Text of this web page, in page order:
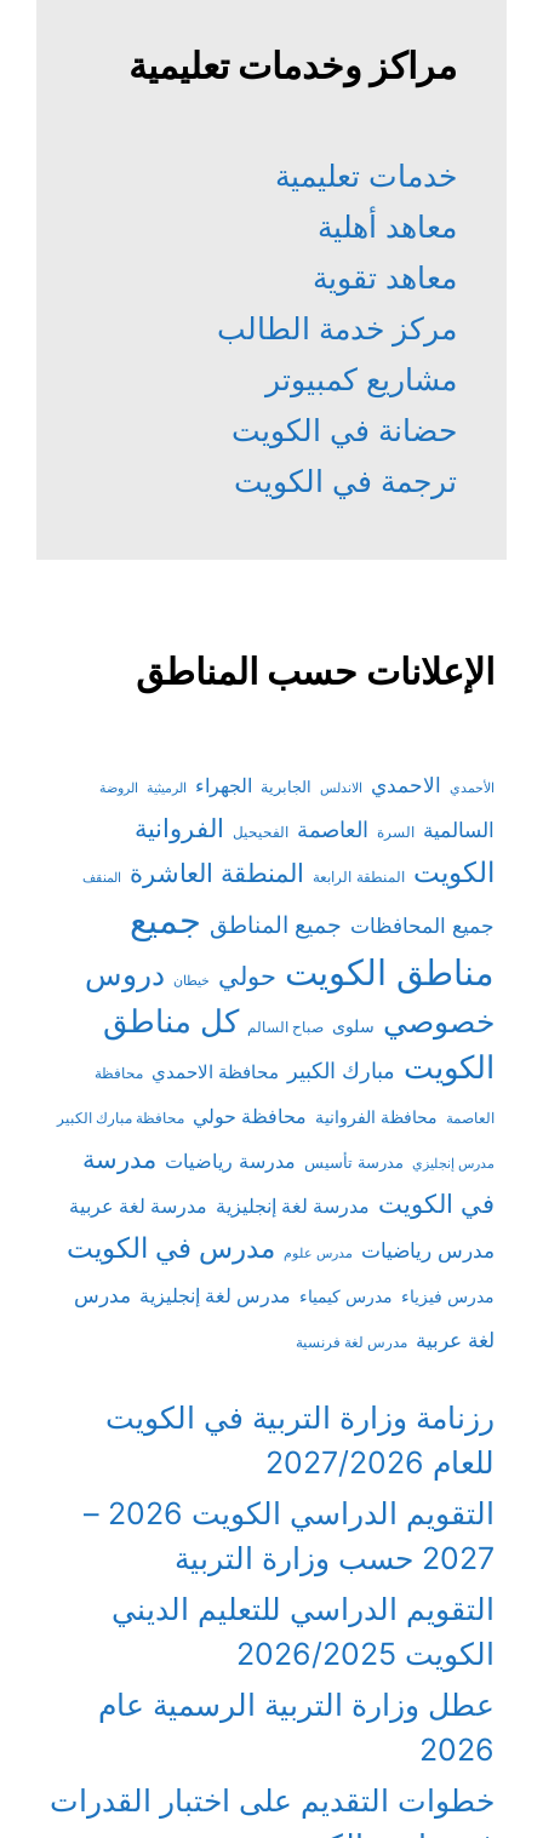
مراكز وخدمات تعليمية
خدمات تعليمية
معاهد أهلية
معاهد تقوية
مركز خدمة الطالب
مشاريع كمبيوتر
حضانة في الكويت
ترجمة في الكويت
الإعلانات حسب المناطق
الأحمدي الاحمدي الاندلس الجابرية الجهراء الرميثية الروضة
السالمية السرة العاصمة الفحيحيل الفروانية
الكويت المنطقة الرابعة المنطقة العاشرة المنقف
جميع المحافظات جميع المناطق جميع
مناطق الكويت حولي خيطان دروس
خصوصي سلوى صباح السالم كل مناطق
الكويت مبارك الكبير محافظة الاحمدي محافظة
العاصمة محافظة الفروانية محافظة حولي محافظة مبارك الكبير
مدرس إنجليزي مدرسة تأسيس مدرسة رياضيات مدرسة
في الكويت مدرسة لغة إنجليزية مدرسة لغة عربية
مدرس رياضيات مدرس علوم مدرس في الكويت
مدرس فيزياء مدرس كيمياء مدرس لغة إنجليزية مدرس
لغة عربية مدرس لغة فرنسية
رزنامة وزارة التربية في الكويت
للعام 2027/2026
التقويم الدراسي الكويت 2026 –
2027 حسب وزارة التربية
التقويم الدراسي للتعليم الديني
الكويت 2026/2025
عطل وزارة التربية الرسمية عام
2026
خطوات التقديم على اختبار القدرات